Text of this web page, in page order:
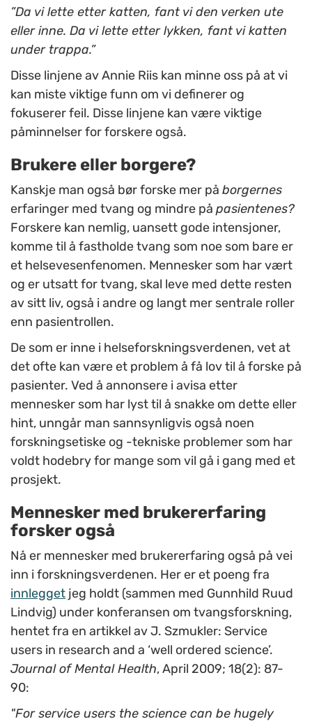
”Da vi lette etter katten, fant vi den verken ute
eller inne. Da vi lette etter lykken, fant vi katten
under trappa.”
Disse linjene av Annie Riis kan minne oss på at vi
kan miste viktige funn om vi definerer og
fokuserer feil. Disse linjene kan være viktige
påminnelser for forskere også.
Brukere eller borgere?
Kanskje man også bør forske mer på borgernes
erfaringer med tvang og mindre på pasientenes?
Forskere kan nemlig, uansett gode intensjoner,
komme til å fastholde tvang som noe som bare er
et helsevesenfenomen. Mennesker som har vært
og er utsatt for tvang, skal leve med dette resten
av sitt liv, også i andre og langt mer sentrale roller
enn pasientrollen.
De som er inne i helseforskningsverdenen, vet at
det ofte kan være et problem å få lov til å forske på
pasienter. Ved å annonsere i avisa etter
mennesker som har lyst til å snakke om dette eller
hint, unngår man sannsynligvis også noen
forskningsetiske og -tekniske problemer som har
voldt hodebry for mange som vil gå i gang med et
prosjekt.
Mennesker med brukererfaring
forsker også
Nå er mennesker med brukererfaring også på vei
inn i forskningsverdenen. Her er et poeng fra
innlegget jeg holdt (sammen med Gunnhild Ruud
Lindvig) under konferansen om tvangsforskning,
hentet fra en artikkel av J. Szmukler: Service
users in research and a ‘well ordered science’.
Journal of Mental Health, April 2009; 18(2): 87-
90:
"For service users the science can be hugely